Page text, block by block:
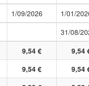
1/09/2026
1/01/
31/08/
9,54 €
9,54
9,54 €
9,54